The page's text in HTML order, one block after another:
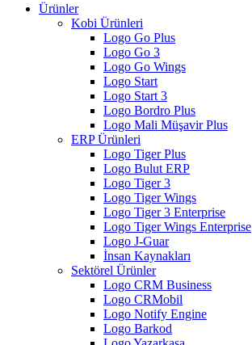
Ürünler
Kobi Ürünleri
Logo Go Plus
Logo Go 3
Logo Go Wings
Logo Start
Logo Start 3
Logo Bordro Plus
Logo Mali Müşavir Plus
ERP Ürünleri
Logo Tiger Plus
Logo Bulut ERP
Logo Tiger 3
Logo Tiger Wings
Logo Tiger 3 Enterprise
Logo Tiger Wings Enterprise
Logo J-Guar
İnsan Kaynakları
Sektörel Ürünler
Logo CRM Business
Logo CRMobil
Logo Notify Engine
Logo Barkod